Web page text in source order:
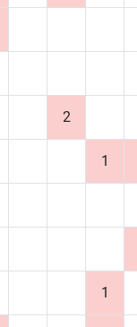
2
1
1